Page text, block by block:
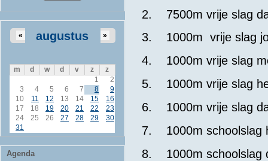
augustus
« »
m d w d v z
z
1
2
3
4 5 6 7 8
9
10
11 12 13 14 15
16
17
18 19 20 21 22
23
24
25 26 27 28 29
30
31
Agenda
2. 7500m vrije slag
3. 1000m vrije slag
4. 1000m vrije
5. 1000m vrije
6. 1000m vrije
7. 1000m
8. 1000m